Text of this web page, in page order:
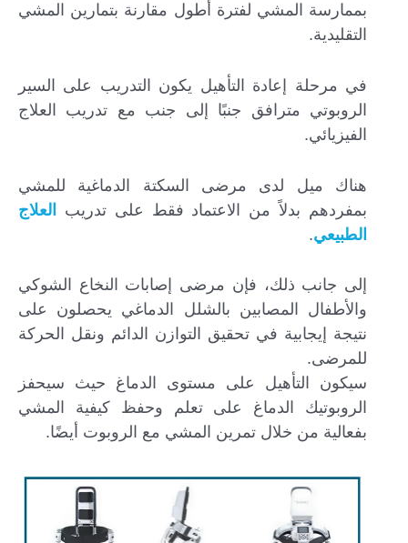
بممارسة المشي لفترة أطول مقارنة بتمارين المشي
التقليدية.
في مرحلة إعادة التأهيل يكون التدريب على السير
الروبوتي مترافق جنبًا إلى جنب مع تدريب العلاج
الفيزيائي.
هناك ميل لدى مرضى السكتة الدماغية للمشي
بمفردهم بدلاً من الاعتماد فقط على تدريب
العلاج
الطبيعي.
إلى جانب ذلك، فإن مرضى إصابات النخاع الشوكي
والأطفال المصابين بالشلل الدماغي يحصلون على
نتيجة إيجابية في تحقيق التوازن الدائم ونقل الحركة
للمرضى.
سيكون التأهيل على مستوى الدماغ حيث سيحفز
الروبوتيك الدماغ على تعلم وحفظ كيفية المشي
بفعالية من خلال تمرين المشي مع الروبوت أيضًا.